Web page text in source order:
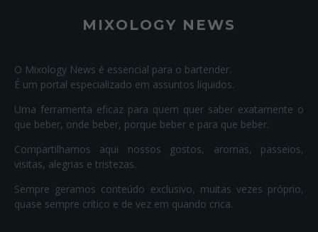
MIXOLOGY NEWS
O Mixology News é essencial para o bartender.
É um portal especializado em assuntos líquidos.
Uma ferramenta eficaz para quem quer saber exatamente o
que beber, onde beber, porque beber e para que beber.
Compartilhamos aqui nossos gostos, aromas, passeios,
visitas, alegrias e tristezas.
Sempre geramos conteúdo exclusivo, muitas vezes próprio,
quase sempre crítico e de vez em quando crica.